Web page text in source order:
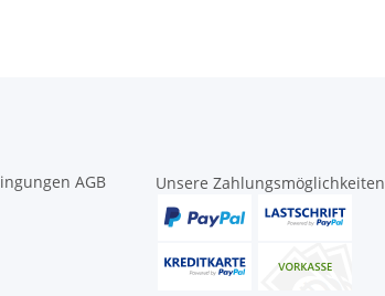
AGB
Unsere